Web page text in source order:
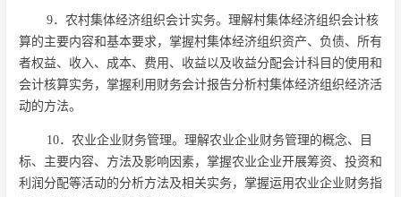
9．农村集体经济组织会计实务。理解村集体经济组织会计核
算的主要内容和基本要求，掌握村集体经济组织资产、负债、所有
者权益、收入、成本、费用、收益以及收益分配会计科目的使用和
会计核算实务，掌握利用财务会计报告分析村集体经济组织经济活
动的方法。
10．农业企业财务管理。理解农业企业财务管理的概念、目
标、主要内容、方法及影响因素，掌握农业企业开展筹资、投资和
利润分配等活动的分析方法及相关实务，掌握运用农业企业财务指